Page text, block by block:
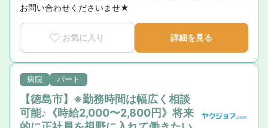
お問い合わせくださいませ★
お気に入り 詳細を見る
病院 パート
【徳島市】※勤務時間は幅広く相談
可能♪《時給2,000〜2,800円》将来